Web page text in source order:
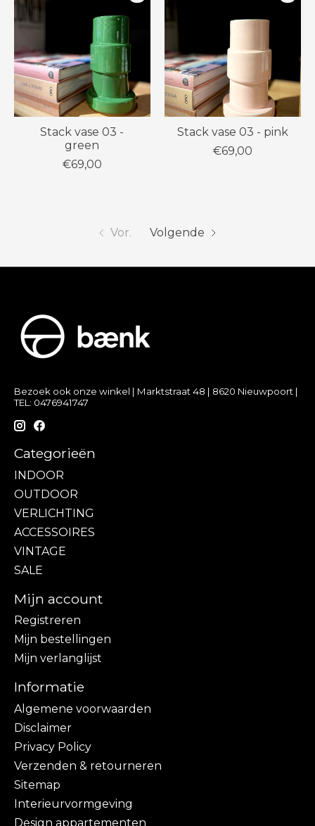
Stack vase 03 -
green
€69,00
Stack vase 03 - pink
€69,00
Vor. Volgende
Bezoek ook onze winkel | Marktstraat 48 | 8620 Nieuwpoort |
TEL: 0476941747
Categorieën
INDOOR
OUTDOOR
VERLICHTING
ACCESSOIRES
VINTAGE
SALE
Mijn account
Registreren
Mijn bestellingen
Mijn verlanglijst
Informatie
Algemene voorwaarden
Disclaimer
Privacy Policy
Verzenden & retourneren
Sitemap
Interieurvormgeving
Design appartementen